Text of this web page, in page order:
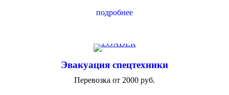
подробнее
Эвакуация спецтехники
Перевозка от 2000 руб.